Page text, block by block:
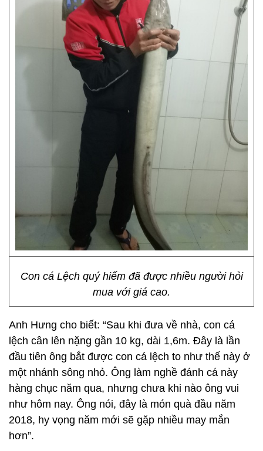
Con cá Lệch quý hiếm đã được nhiều người hỏi
mua với giá cao.
Anh Hưng cho biết: “Sau khi đưa về nhà, con cá
lệch cân lên nặng gần 10 kg, dài 1,6m. Đây là lần
đầu tiên ông bắt được con cá lệch to như thế này ở
một nhánh sông nhỏ. Ông làm nghề đánh cá này
hàng chục năm qua, nhưng chưa khi nào ông vui
như hôm nay. Ông nói, đây là món quà đầu năm
2018, hy vọng năm mới sẽ gặp nhiều may mắn
hơn”.